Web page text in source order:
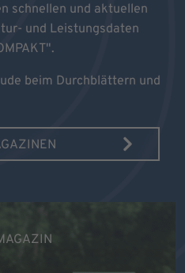
schnellen und aktuellen
und Leistungsdaten
beim Durchblättern und